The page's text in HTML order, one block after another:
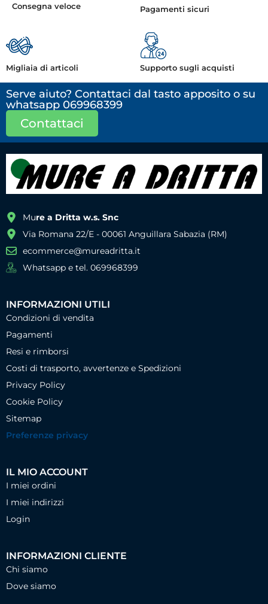
Consegna veloce Pagamenti sicuri
Migliaia di articoli Supporto sugli acquisti
Serve aiuto? Contattaci dal tasto apposito o su
whatsapp 069968399
Contattaci
Mure a Dritta w.s. Snc
Via Romana 22/E - 00061 Anguillara Sabazia (RM)
ecommerce@mureadritta.it
Whatsapp e tel. 069968399
INFORMAZIONI UTILI
Condizioni di vendita
Pagamenti
Resi e rimborsi
Costi di trasporto, avvertenze e Spedizioni
Privacy Policy
Cookie Policy
Sitemap
Preferenze privacy
IL MIO ACCOUNT
I miei ordini
I miei indirizzi
Login
INFORMAZIONI CLIENTE
Chi siamo
Dove siamo